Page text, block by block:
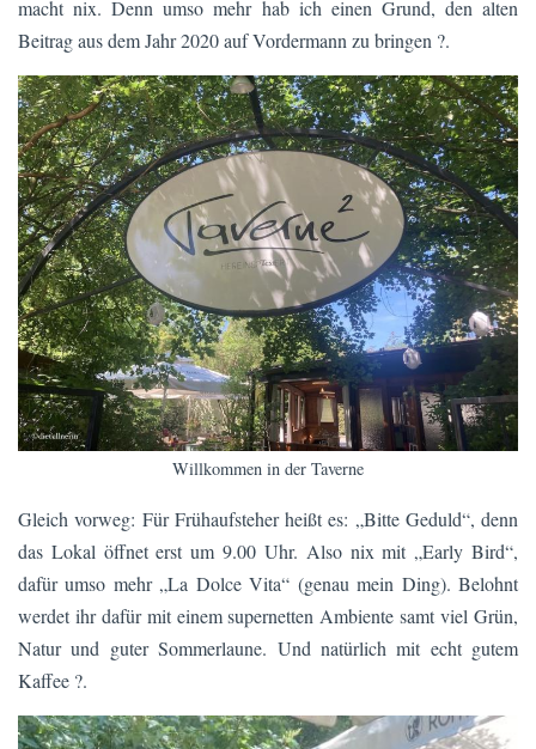
macht nix. Denn umso mehr hab ich einen Grund, den alten
Beitrag aus dem Jahr 2020 auf Vordermann zu bringen ?.
Willkommen in der Taverne
Gleich vorweg: Für Frühaufsteher heißt es: „Bitte Geduld“, denn
das Lokal öffnet erst um 9.00 Uhr. Also nix mit „Early Bird“,
dafür umso mehr „La Dolce Vita“ (genau mein Ding). Belohnt
werdet ihr dafür mit einem supernetten Ambiente samt viel Grün,
Natur und guter Sommerlaune. Und natürlich mit echt gutem
Kaffee ?.